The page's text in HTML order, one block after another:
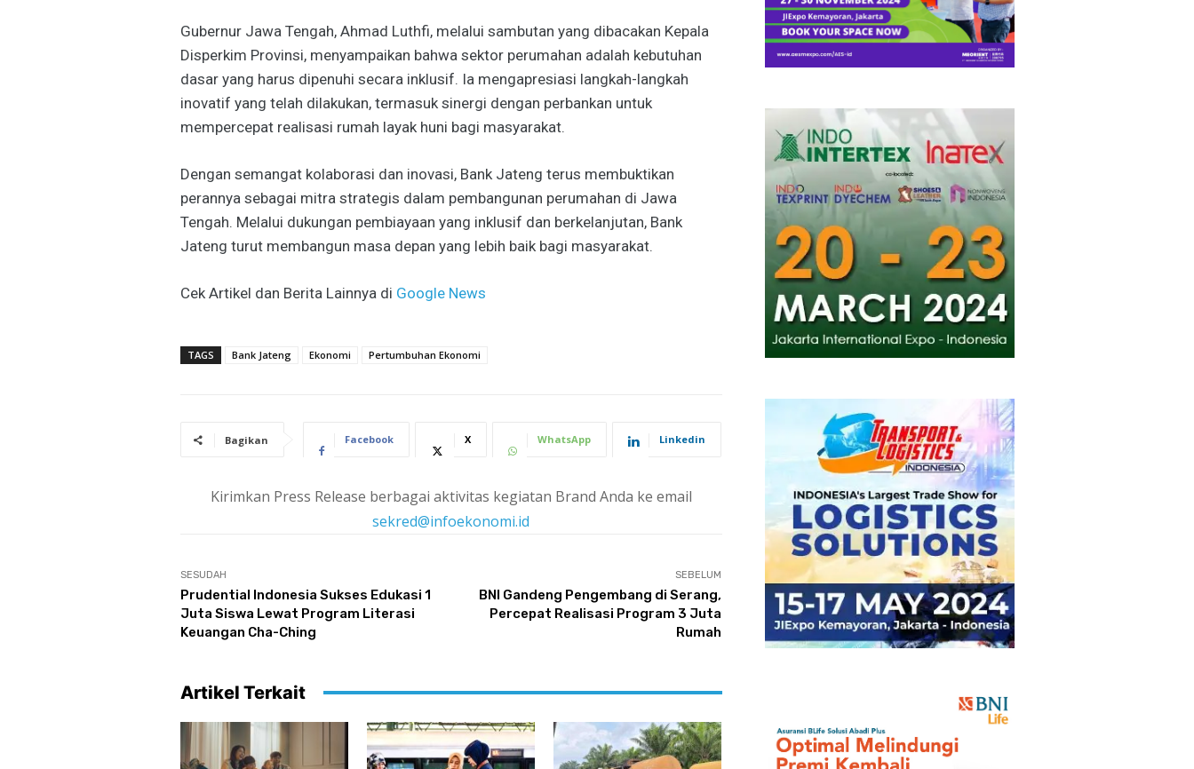
Gubernur Jawa Tengah, Ahmad Luthfi, melalui sambutan yang dibacakan Kepala
Disperkim Provinsi, menyampaikan bahwa sektor perumahan adalah kebutuhan
dasar yang harus dipenuhi secara inklusif. Ia mengapresiasi langkah-langkah
inovatif yang telah dilakukan, termasuk sinergi dengan perbankan untuk
mempercepat realisasi rumah layak huni bagi masyarakat.
Dengan semangat kolaborasi dan inovasi, Bank Jateng terus membuktikan
perannya sebagai mitra strategis dalam pembangunan perumahan di Jawa
Tengah. Melalui dukungan pembiayaan yang inklusif dan berkelanjutan, Bank
Jateng turut membangun masa depan yang lebih baik bagi masyarakat.
Cek Artikel dan Berita Lainnya di Google News
TAGS Bank Jateng Ekonomi Pertumbuhan Ekonomi
Bagikan Facebook X WhatsApp Linkedin
Kirimkan Press Release berbagai aktivitas kegiatan Brand Anda ke email
sekred@infoekonomi.id
SESUDAH
Prudential Indonesia Sukses Edukasi 1
Juta Siswa Lewat Program Literasi
Keuangan Cha-Ching
SEBELUM
BNI Gandeng Pengembang di Serang,
Percepat Realisasi Program 3 Juta
Rumah
Artikel Terkait